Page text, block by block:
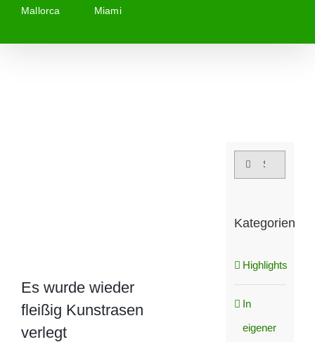
Mallorca Miami
Es wurde wieder
fleißig Kunstrasen
verlegt
Suche
Kategorien
Highlights
In
eigener